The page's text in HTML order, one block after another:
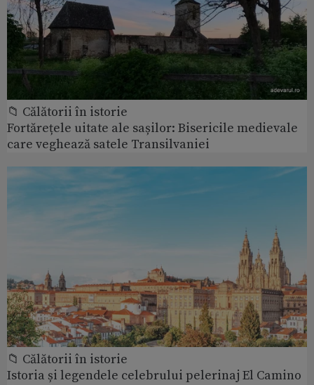
📁 Călătorii în istorie
Fortărețele uitate ale sașilor: Bisericile medievale
care veghează satele Transilvaniei
📁 Călătorii în istorie
Istoria și legendele celebrului pelerinaj El Camino